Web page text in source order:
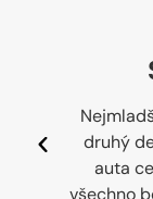
druhý
auta
všechno